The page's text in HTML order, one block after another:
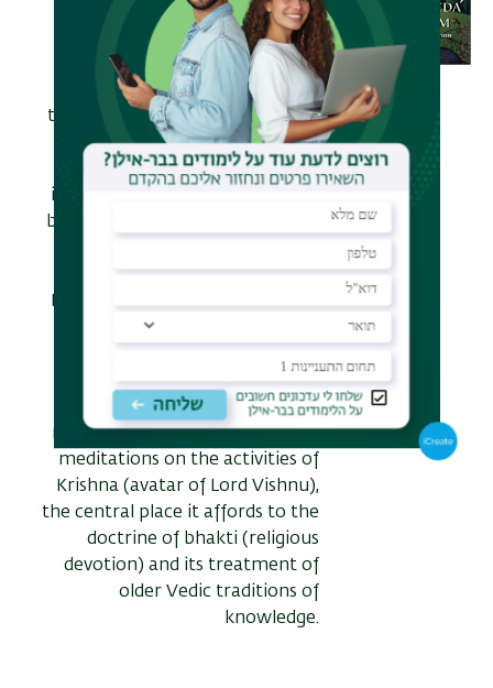
מחברפרופ' איתמר תאודור
תקציר
The Bhagavata Purana is one of
the most important, central and
popular scriptures of Hinduism.
A medieval Sanskrit text, its
influence as a religious book has
been comparable only to that of
Ramayana and the
here offers the first analysis for
Purana (often called the Fifth
Veda ) and its different layers of
meaning. He addresses its lyrical
meditations on the activities of
Krishna (avatar of Lord Vishnu),
the central place it affords to the
doctrine of bhakti (religious
devotion) and its treatment of
older Vedic traditions of
knowledge.